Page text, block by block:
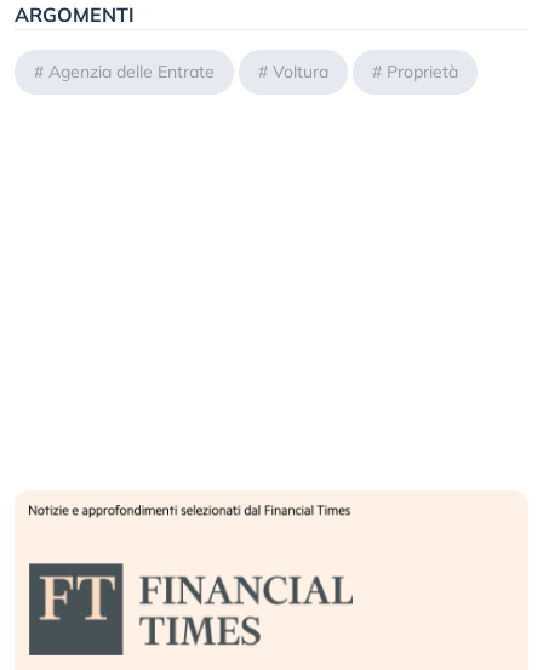
ARGOMENTI
# Agenzia delle Entrate # Voltura # Proprietà